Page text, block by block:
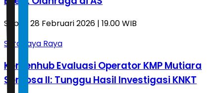
Sabtu, 28 Februari 2026 | 19.00 WIB
Surabaya Raya
Kemenhub Evaluasi Operator KMP Mutiara
Sentosa II: Tunggu Hasil Investigasi KNKT